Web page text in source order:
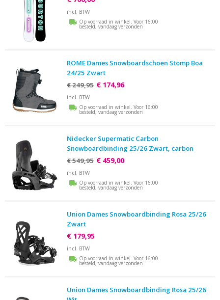
incl. BTW
Op voorraad in winkel. Voor 16:00
besteld, vandaag verzonden
ROME Dames Snowboardschoen Stomp Boa
24/25 Zwart
€ 249,95 € 174,96
incl. BTW
Op voorraad in winkel. Voor 16:00
besteld, vandaag verzonden
Nidecker Supermatic Carbon
Snowboardbinding 25/26 Zwart, carbon
€ 549,95 € 459,00
incl. BTW
Op voorraad in winkel. Voor 16:00
besteld, vandaag verzonden
Union Dames Snowboardbinding Rosa 25/26
Zwart
€ 179,95
incl. BTW
Op voorraad in winkel. Voor 16:00
besteld, vandaag verzonden
Union Dames Snowboardbinding Rosa 25/26